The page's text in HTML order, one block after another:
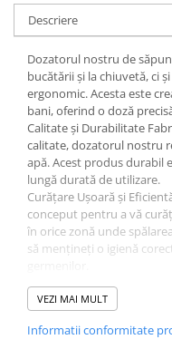
Descriere
Dozatorul nostru de
bucătării și la chiuvetă, ci
ergonomic. Acesta este
bani, oferind o doză
Calitate și Durabilitate
calitate, dozatorul nostru
apă. Acest produs durabil
lungă durată de utilizare.
Curățare Ușoară și
conceput pentru a vă
în orice zonă unde
să mențineți o igienă
Design pentru Montare
este special conceput
VEZI MAI MULT
Informatii conformitate